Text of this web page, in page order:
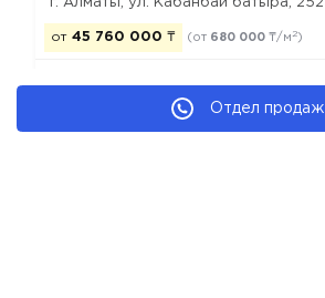
Отдел продаж
г. Алматы, ул. Кабанбай батыра, 252
от 45 760 000 ₸ (от 680 000 ₸/м 2)